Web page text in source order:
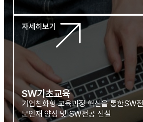
자세히보기
SW기초교육
기업친화형 교육과정 혁신을 통한SW전
문인재 양성 및 SW전공 신설